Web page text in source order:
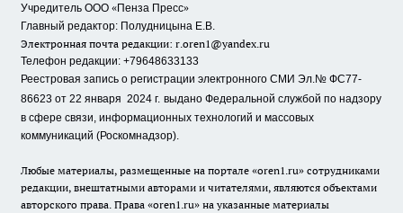
Учредитель ООО «Пенза Пресс»
Главный редактор: Полудницына Е.В.
Электронная почта редакции: r.oren1@yandex.ru
Телефон редакции: +79648633133
Реестровая запись о регистрации электронного СМИ Эл.№ ФС77-
86623 от 22 января 2024 г. выдано Федеральной службой по надзору
в сфере связи, информационных технологий и массовых
коммуникаций (Роскомнадзор).
Любые материалы, размещенные на портале «oren1.ru» сотрудниками
редакции, внештатными авторами и читателями, являются объектами
авторского права. Права «oren1.ru» на указанные материалы